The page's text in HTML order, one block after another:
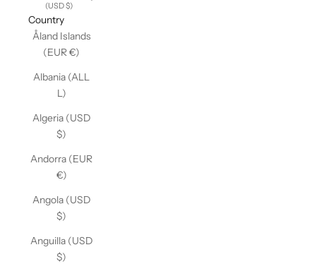
(USD $)
Country
Åland Islands
(EUR €)
Albania (ALL
L)
Algeria (USD
$)
Andorra (EUR
€)
Angola (USD
$)
Anguilla (USD
$)